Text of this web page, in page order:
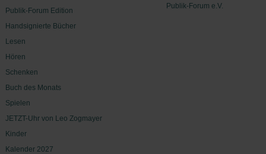
Publik-Forum Edition
Handsignierte Bücher
Lesen
Hören
Schenken
Buch des Monats
Spielen
JETZT-Uhr von Leo Zogmayer
Kinder
Kalender 2027
Publik-Forum e.V.